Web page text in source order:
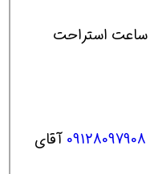
09128097908 آقای